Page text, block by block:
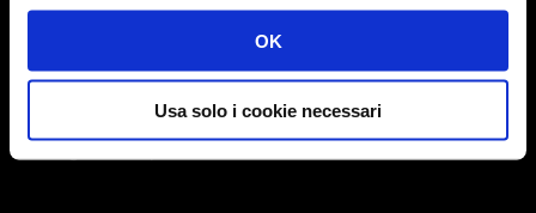
OK
Usa solo i cookie necessari